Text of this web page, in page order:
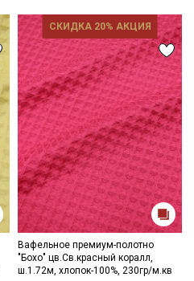
СКИДКА 20% АКЦИЯ
Вафельное премиум-полотно
"Бохо" цв.Св.красный коралл,
ш.1.72м, хлопок-100%, 230гр/м.кв